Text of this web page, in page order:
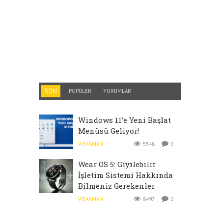
SON POPÜLER YORUMLAR
Windows 11’e Yeni Başlat
Menüsü Geliyor!
WEARMAN 5548 0
Wear OS 5: Giyilebilir
İşletim Sistemi Hakkında
Bilmeniz Gerekenler
WEARMAN 8497 0